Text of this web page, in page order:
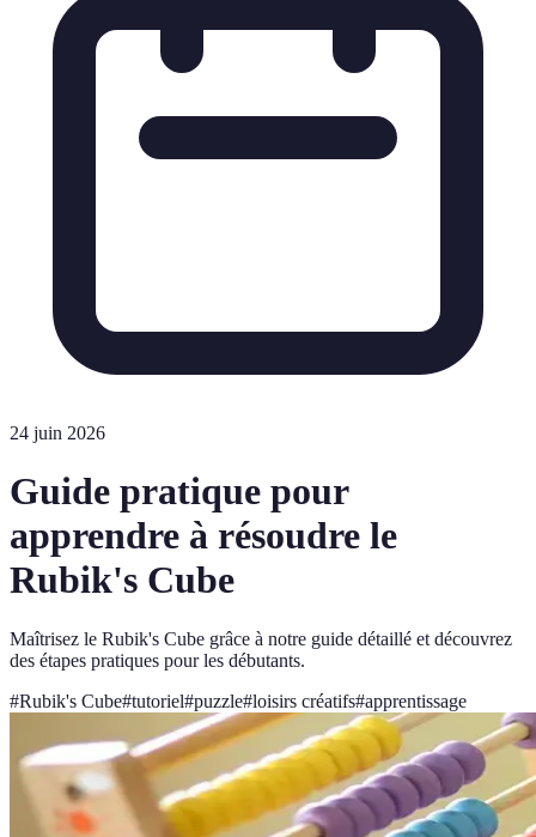
24 juin 2026
Guide pratique pour
apprendre à résoudre le
Rubik's Cube
Maîtrisez le Rubik's Cube grâce à notre guide détaillé et découvrez
des étapes pratiques pour les débutants.
#Rubik's Cube#tutoriel#puzzle#loisirs créatifs#apprentissage